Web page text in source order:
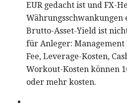
EUR gedacht ist und FX-
Währungsschwankungen
Brutto-Asset-Yield ist
für Anleger: Management
Fee, Leverage-Kosten,
Workout-Kosten können
oder mehr kosten.